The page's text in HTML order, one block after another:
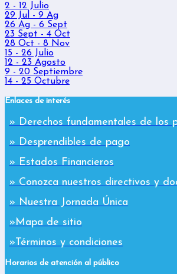
2 - 12 Julio
29 Jul - 9 Ag
26 Ag - 6 Sept
23 Sept - 4 Oct
28 Oct - 8 Nov
15 - 26 Julio
12 - 23 Agosto
9 - 20 Septiembre
14 - 25 Octubre
Enlaces de interés
» Derechos fundamentales de los
» Desprendibles de pago
» Estados Financieros
» Conozca nuestros directivos y
» Nuestra Jornada Única
»Mapa de sitio
»Términos y condiciones
Horarios de atención al público